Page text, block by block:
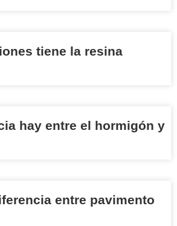
tiene la resina
hay entre el hormigón y
entre pavimento